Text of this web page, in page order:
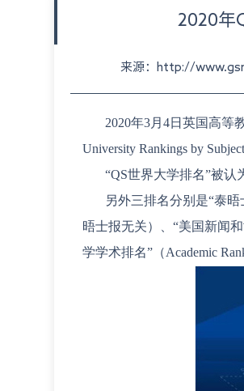
2020年
来源：http://
2020年3月4日英国高等
University Rankings by Subject
“QS世界大学排名”被认
另外三排名分别是“泰晤
晤士报无关）、“美国新闻和
学学术排名”（Academic